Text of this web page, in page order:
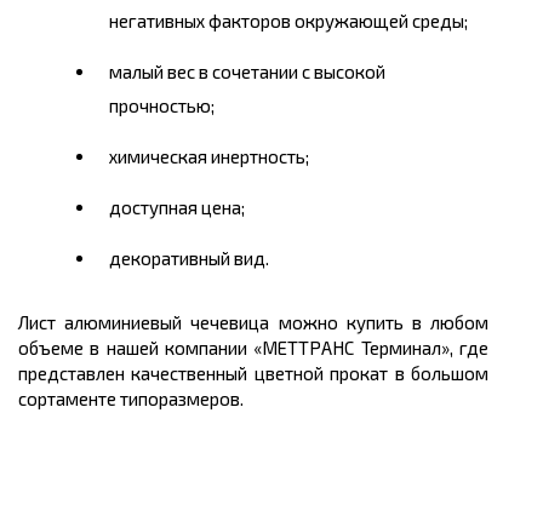
негативных факторов окружающей среды;
малый вес в сочетании с высокой
прочностью;
химическая инертность;
доступная цена;
декоративный вид.
Лист алюминиевый чечевица можно купить в любом
объеме в нашей компании «МЕТТРАНС Терминал», где
представлен качественный цветной прокат в большом
сортаменте типоразмеров.